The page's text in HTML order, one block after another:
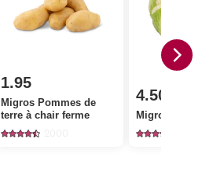
1.95
Migros Pommes de
terre à chair ferme
4.50
Migros Chou-fleur